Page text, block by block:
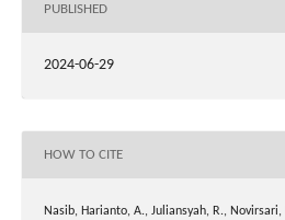
PUBLISHED
2024-06-29
HOW TO CITE
Nasib, Harianto, A., Juliansyah, R.,